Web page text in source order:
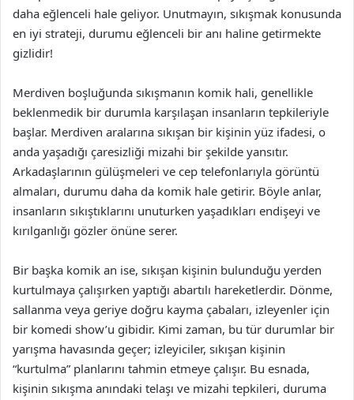
daha eğlenceli hale geliyor. Unutmayın, sıkışmak konusunda
en iyi strateji, durumu eğlenceli bir anı haline getirmekte
gizlidir!
Merdiven boşluğunda sıkışmanın komik hali, genellikle
beklenmedik bir durumla karşılaşan insanların tepkileriyle
başlar. Merdiven aralarına sıkışan bir kişinin yüz ifadesi, o
anda yaşadığı çaresizliği mizahi bir şekilde yansıtır.
Arkadaşlarının gülüşmeleri ve cep telefonlarıyla görüntü
almaları, durumu daha da komik hale getirir. Böyle anlar,
insanların sıkıştıklarını unuturken yaşadıkları endişeyi ve
kırılganlığı gözler önüne serer.
Bir başka komik an ise, sıkışan kişinin bulunduğu yerden
kurtulmaya çalışırken yaptığı abartılı hareketlerdir. Dönme,
sallanma veya geriye doğru kayma çabaları, izleyenler için
bir komedi show’u gibidir. Kimi zaman, bu tür durumlar bir
yarışma havasında geçer; izleyiciler, sıkışan kişinin
“kurtulma” planlarını tahmin etmeye çalışır. Bu esnada,
kişinin sıkışma anındaki telaşı ve mizahi tepkileri, duruma